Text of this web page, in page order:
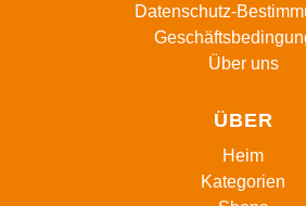
Datenschutz-
Über uns
ÜBER
Heim
Kategorien